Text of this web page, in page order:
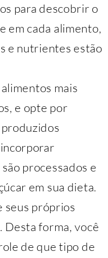
para descobrir o
em cada alimento,
e nutrientes estão
mais
e opte por
processados e
em sua dieta.
seus próprios
Desta forma, você
de que tipo de